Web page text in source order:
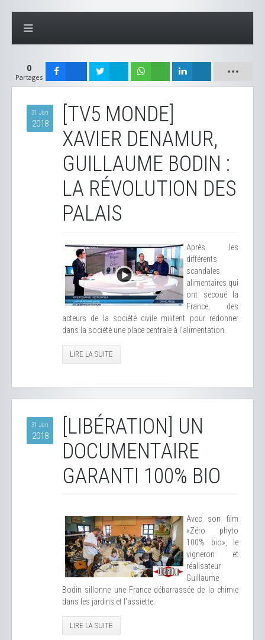
0
Partages
31 Jan
2018
[TV5 MONDE]
XAVIER DENAMUR,
GUILLAUME BODIN :
LA RÉVOLUTION DES
PALAIS
Après les
différents
scandales
alimentaires qui
ont secoué la
France, des
acteurs de la société civile militent pour redonner
dans la société une place centrale à l’alimentation.
LIRE LA SUITE
31 Jan
2018
[LIBÉRATION] UN
DOCUMENTAIRE
GARANTI 100% BIO
Avec son film
«Zéro phyto
100% bio», le
vigneron et
réalisateur
Guillaume
Bodin sillonne une France débarrassée de la chimie
dans les jardins et l'assiette.
LIRE LA SUITE